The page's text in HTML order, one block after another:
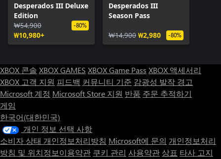
Desperados III Deluxe
Edition
₩54,900
₩10,980+
-80%
Desperados III
Season Pass
₩14,900 ₩2,980 -80%
XBOX 콘솔 XBOX GAMES XBOX Game Pass XBOX 액세서리
XBOX 고객 지원 피드백 커뮤니티 기준 감광성 발작 경고
Microsoft 계정 Microsoft Store 지원 반품 주문 추적하기
게임
한국어(대한민국)
개인 정보 선택 사항
소비자 상태 개인정보처리방침 Microsoft에 문의 개인정보처리
방침 및 위치정보이용약관 쿠키 관리 사용약관 상표 타사 고지